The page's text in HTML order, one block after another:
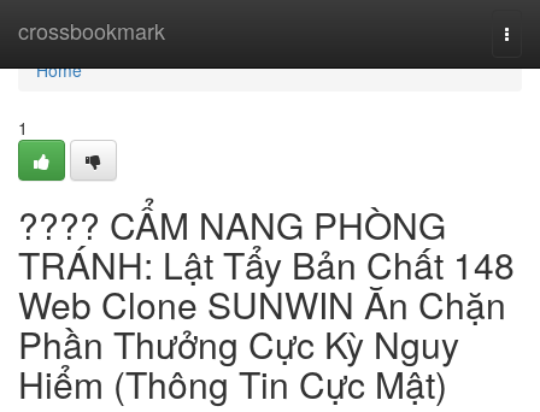
crossbookmark
Home
Home
1
???? CẨM NANG PHÒNG
TRÁNH: Lật Tẩy Bản Chất 148
Web Clone SUNWIN Ăn Chặn
Phần Thưởng Cực Kỳ Nguy
Hiểm (Thông Tin Cực Mật)